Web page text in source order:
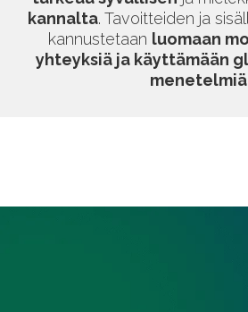
kannalta. Tavoitteiden ja
kannustetaan luomaan
yhteyksiä ja käyttämään
menetelmiä